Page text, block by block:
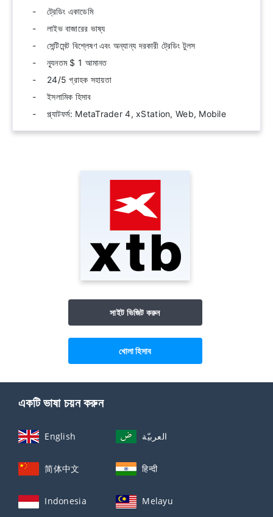
ট্রেডিং একাডেমি
লাইভ বাজারের ভাষ্য
সেন্টিমেন্ট বিশ্লেষণ এবং অন্যান্য দরকারী ট্রেডিং টুলস
ন্যূনতম $ 1 আমানত
24/5 গ্রাহক সহায়তা
ইসলামিক হিসাব
প্ল্যাটফর্ম: MetaTrader 4, xStation, Web, Mobile
সাইট ভিজিট করুন
খোলা হিসাব
একটি ভাষা চয়ন করুন
English العربيّة
简体中文 हिन्दी
Indonesia Melayu